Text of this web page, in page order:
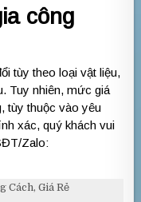
công
tùy theo loại vật liệu,
Tuy nhiên, mức giá
tùy thuộc vào yêu
xác, quý khách vui
Zalo: